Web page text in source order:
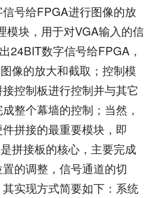
号给FPGA进行图像的放
模块，用于对VGA输入的信
24BIT数字信号给FPGA，
像的放大和截取；控制模
控制板进行控制并与其它
整个幕墙的控制；当然，
拼接的最重要模块，即
拼接板的核心，主要完成
的调整，信号通道的切
实现方式简要如下：系统